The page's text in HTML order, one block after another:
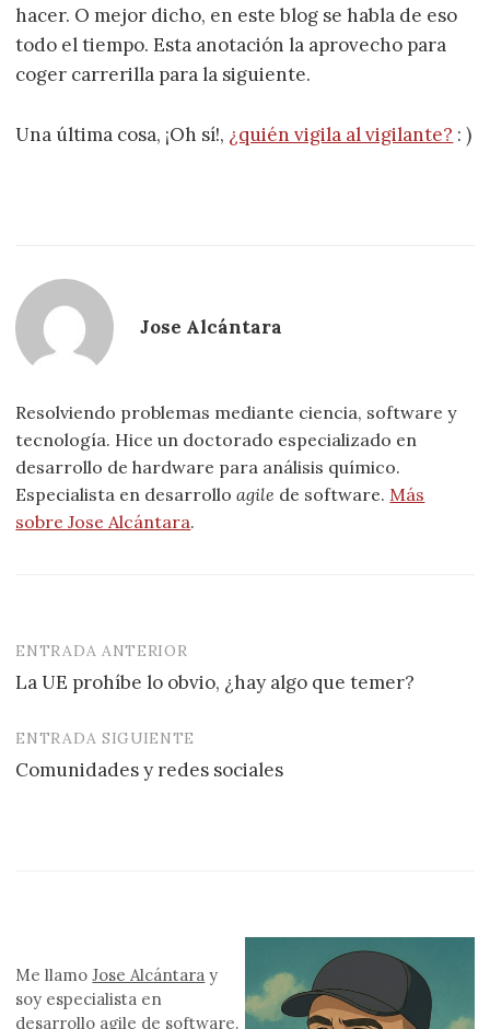
hacer. O mejor dicho, en este blog se habla de eso
todo el tiempo. Esta anotación la aprovecho para
coger carrerilla para la siguiente.
Una última cosa, ¡Oh sí!, ¿quién vigila al vigilante? : )
Jose Alcántara
Resolviendo problemas mediante ciencia, software y
tecnología. Hice un doctorado especializado en
desarrollo de hardware para análisis químico.
Especialista en desarrolloagile de software. Más
sobre Jose Alcántara.
Navegación
de
entradas
ENTRADA ANTERIOR
La UE prohíbe lo obvio, ¿hay algo que temer?
ENTRADA SIGUIENTE
Comunidades y redes sociales
Me llamoJose Alcántara y
soy especialista en
desarrollo agile de software.